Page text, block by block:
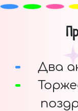
Два